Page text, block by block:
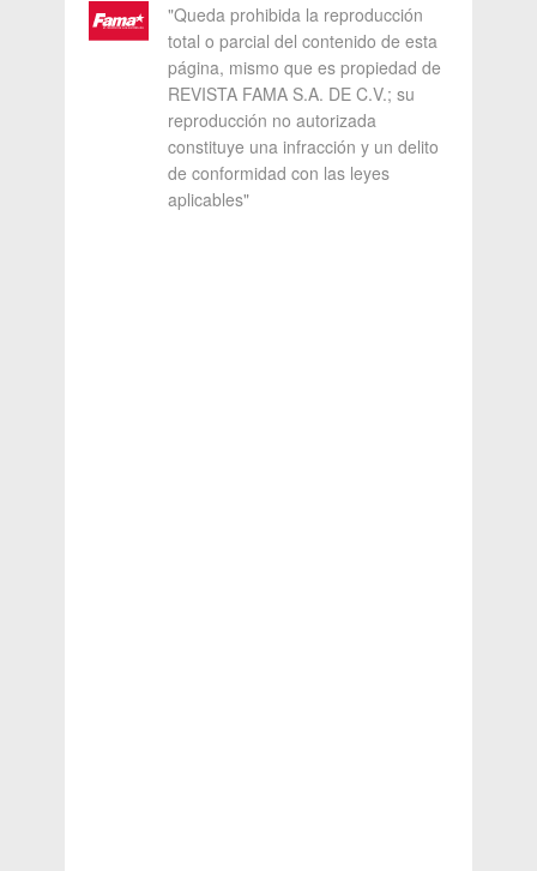
"Queda prohibida la reproducción
total o parcial del contenido de esta
página, mismo que es propiedad de
REVISTA FAMA S.A. DE C.V.; su
reproducción no autorizada
constituye una infracción y un delito
de conformidad con las leyes
aplicables"